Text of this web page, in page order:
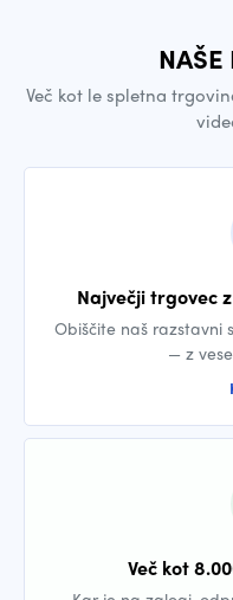
NAŠE
Več kot le spletna
Največji trgovec
Obiščite naš razstavni
— z
Več kot